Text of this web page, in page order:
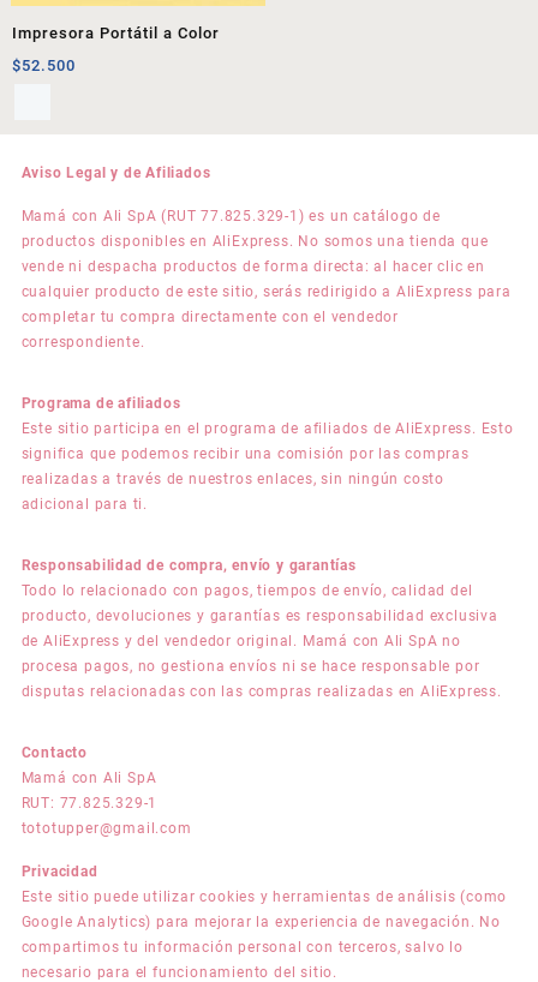
Impresora Portátil a Color
$52.500
Aviso Legal y de Afiliados
Mamá con Ali SpA (RUT 77.825.329-1) es un catálogo de
productos disponibles en AliExpress. No somos una tienda que
vende ni despacha productos de forma directa: al hacer clic en
cualquier producto de este sitio, serás redirigido a AliExpress para
completar tu compra directamente con el vendedor
correspondiente.
Programa de afiliados
Este sitio participa en el programa de afiliados de AliExpress. Esto
significa que podemos recibir una comisión por las compras
realizadas a través de nuestros enlaces, sin ningún costo
adicional para ti.
Responsabilidad de compra, envío y garantías
Todo lo relacionado con pagos, tiempos de envío, calidad del
producto, devoluciones y garantías es responsabilidad exclusiva
de AliExpress y del vendedor original. Mamá con Ali SpA no
procesa pagos, no gestiona envíos ni se hace responsable por
disputas relacionadas con las compras realizadas en AliExpress.
Contacto
Mamá con Ali SpA
RUT: 77.825.329-1
tototupper@gmail.com
Privacidad
Este sitio puede utilizar cookies y herramientas de análisis (como
Google Analytics) para mejorar la experiencia de navegación. No
compartimos tu información personal con terceros, salvo lo
necesario para el funcionamiento del sitio.